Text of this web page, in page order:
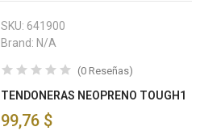
SKU: 641900
Brand: N/A
(0 Reseñas)
TENDONERAS NEOPRENO TOUGH1
99,76 $